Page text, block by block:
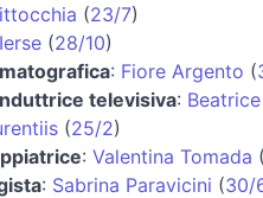
(23/7)
(28/10)
: Fiore Argento (
televisiva:
(25/2)
: Valentina Tomada (
: Sabrina Paravicini (30/